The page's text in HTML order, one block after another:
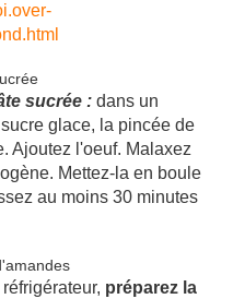
sucrée : dans un
glace, la pincée de
Ajoutez l'oeuf. Malaxez
Mettez-la en boule
au moins 30 minutes
préparez la